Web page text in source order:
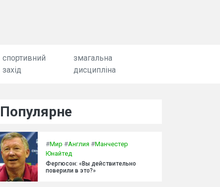
спортивний
захід
змагальна
дисципліна
Популярне
#Мир #Англия #Манчестер
Юнайтед
Фергюсон: «Вы действительно
поверили в это?»